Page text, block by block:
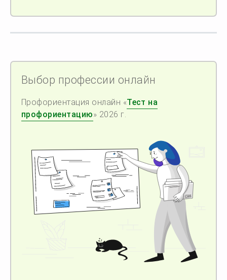
Выбор профессии онлайн
Профориентация онлайн «Тест на
профориентацию» 2026 г.